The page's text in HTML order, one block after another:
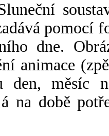
pomocí
dne.
animace
den, měsíc
na době